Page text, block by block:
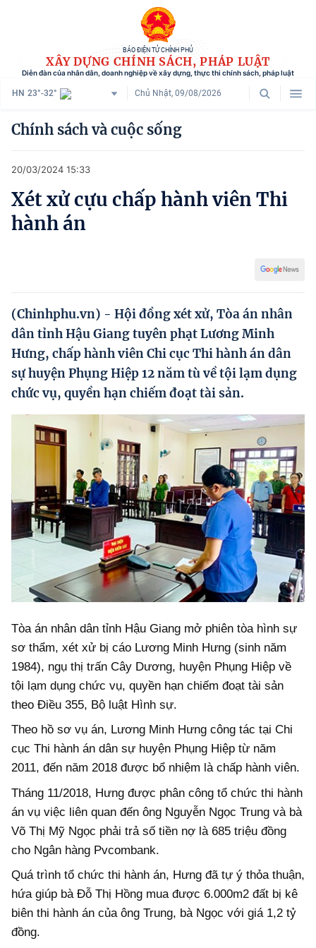
BÁO ĐIỆN TỬ CHÍNH PHỦ
XÂY DỰNG CHÍNH SÁCH, PHÁP LUẬT
Diễn đàn của nhân dân, doanh nghiệp về xây dựng, thực thi chính sách, pháp luật
HN 23°-32° Chủ Nhật, 09/08/2026
Danh mục
Tham vấn chính sách
Hướng dẫn thực hiện chính sách
Phát triển kinh tế tư nhân và doanh nghiệp dân tộc
Ocop và chuỗi giá trị Nông sản
Doanh nghiệp dân tộc
Video
Photo
Chính sách và cuộc sống
20/03/2024 15:33
Xét xử cựu chấp hành viên Thi
hành án
(Chinhphu.vn) - Hội đồng xét xử, Tòa án nhân
dân tỉnh Hậu Giang tuyên phạt Lương Minh
Hưng, chấp hành viên Chi cục Thi hành án dân
sự huyện Phụng Hiệp 12 năm tù về tội lạm dụng
chức vụ, quyền hạn chiếm đoạt tài sản.
Tòa án nhân dân tỉnh Hậu Giang mở phiên tòa hình sự
sơ thẩm, xét xử bị cáo Lương Minh Hưng (sinh năm
1984), ngụ thị trấn Cây Dương, huyện Phụng Hiệp về
tội lạm dụng chức vụ, quyền hạn chiếm đoạt tài sản
theo Điều 355, Bộ luật Hình sự.
Theo hồ sơ vụ án, Lương Minh Hưng công tác tại Chi
cục Thi hành án dân sự huyện Phụng Hiệp từ năm
2011, đến năm 2018 được bổ nhiệm là chấp hành viên.
Tháng 11/2018, Hưng được phân công tổ chức thi hành
án vụ việc liên quan đến ông Nguyễn Ngọc Trung và bà
Võ Thị Mỹ Ngọc phải trả số tiền nợ là 685 triệu đồng
cho Ngân hàng Pvcombank.
Quá trình tổ chức thi hành án, Hưng đã tự ý thỏa thuận,
hứa giúp bà Đỗ Thị Hồng mua được 6.000m2 đất bị kê
biên thi hành án của ông Trung, bà Ngọc với giá 1,2 tỷ
đồng.